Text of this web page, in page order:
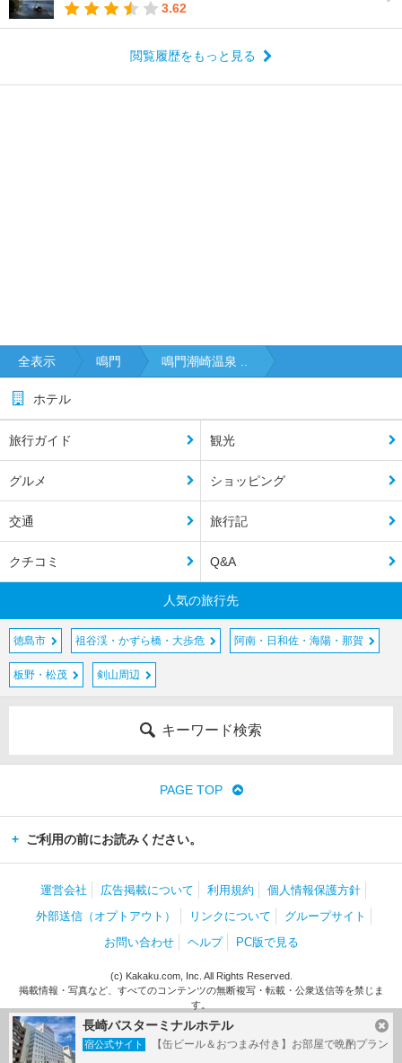
3.62
閲覧履歴をもっと見る
長崎バスターミナルホテル
宿公式サイト 【缶ビール＆おつまみ付き】お部屋で晩酌プラン
全表示 鳴門 鳴門潮崎温泉 ..
ホテル
旅行ガイド 観光
グルメ ショッピング
交通 旅行記
クチコミ Q&A
人気の旅行先
徳島市 祖谷渓・かずら橋・大歩危 阿南・日和佐・海陽・那賀
板野・松茂 剣山周辺
キーワード検索
PAGE TOP
ご利用の前にお読みください。
運営会社 広告掲載について 利用規約
個人情報保護方針
外部送信（オプトアウト）
リンクについて
グループサイト
お問い合わせ
ヘルプ PC版で見る
(c) Kakaku.com, Inc. All Rights Reserved.
掲載情報・写真など、すべてのコンテンツの無断複写・転載・公衆送信等を禁じま
す。